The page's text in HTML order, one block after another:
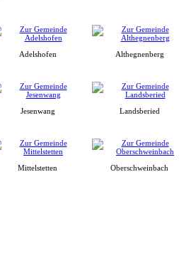
Adelshofen Althegnenberg
Jesenwang Landsberied
Mittelstetten Oberschweinbach